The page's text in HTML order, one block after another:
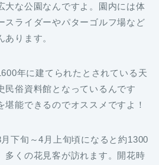
大な公園なんですよ。園内には体
スライダーやパターゴルフ場など
ります。
年に建てられたとされている天
民俗資料館となっているんです
堪能できるのでオススメですよ！
下旬～4月上旬頃になると約1300
多くの花見客が訪れます。開花時